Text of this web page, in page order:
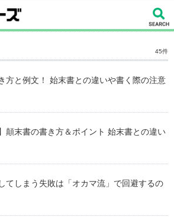
45件
方と例文！ 始末書との違いや書く際の注意
顛末書の書き方＆ポイント 始末書との違い
てしまう失敗は「オカマ流」で回避するの